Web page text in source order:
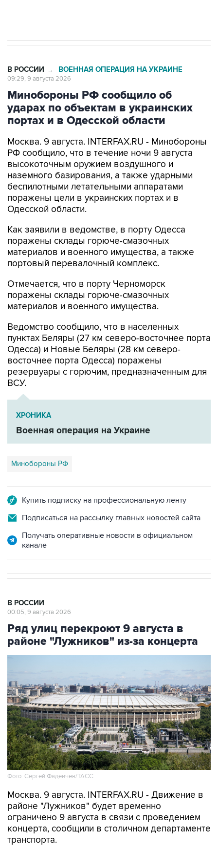
В РОССИИ → ВОЕННАЯ ОПЕРАЦИЯ НА УКРАИНЕ
09:29, 9 августа 2026
Минобороны РФ сообщило об
ударах по объектам в украинских
портах и в Одесской области
Москва. 9 августа. INTERFAX.RU - Минобороны
РФ сообщило, что в течение ночи 9 августа
высокоточным оружием воздушного и
наземного базирования, а также ударными
беспилотными летательными аппаратами
поражены цели в украинских портах и в
Одесской области.
Как заявили в ведомстве, в порту Одесса
поражены склады горюче-смазочных
материалов и военного имущества, а также
портовый перевалочный комплекс.
Отмечается, что в порту Черноморск
поражены склады горюче-смазочных
материалов и военного имущества.
Ведомство сообщило, что в населенных
пунктах Беляры (27 км северо-восточнее порта
Одесса) и Новые Беляры (28 км северо-
восточнее порта Одесса) поражены
резервуары с горючим, предназначенным для
ВСУ.
ХРОНИКА
Военная операция на Украине
Минобороны РФ
Купить подписку на профессиональную ленту
Подписаться на рассылку главных новостей сайта
Получать оперативные новости в официальном
канале
В РОССИИ
00:05, 9 августа 2026
Ряд улиц перекроют 9 августа в
районе "Лужников" из-за концерта
Фото: Сергей Фадеичев/ТАСС
Москва. 9 августа. INTERFAX.RU - Движение в
районе "Лужников" будет временно
ограничено 9 августа в связи с проведением
концерта, сообщили в столичном департаменте
транспорта.